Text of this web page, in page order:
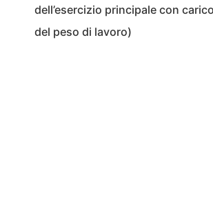
dell’esercizio principale con
del peso di lavoro)